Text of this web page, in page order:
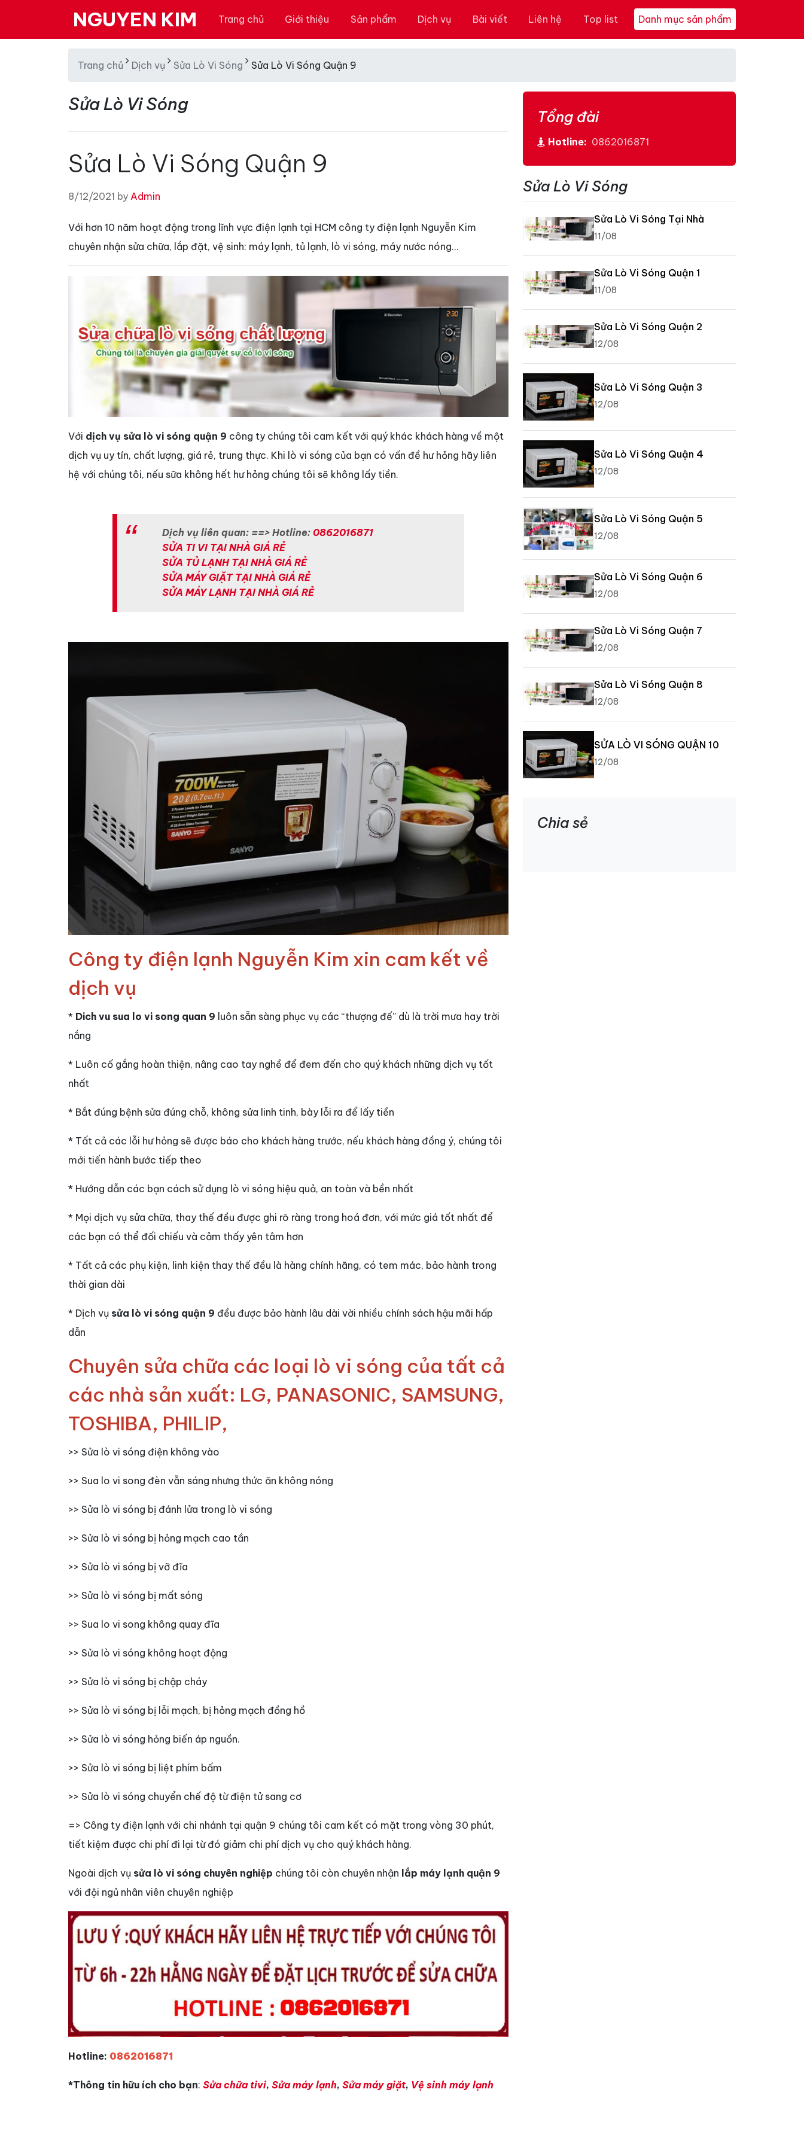
NGUYEN KIM Trang chủ Giới thiệu Sản phẩm Dịch vụ Bài viết Liên hệ Top list Danh mục sản phẩm
Trang chủ Dịch vụ Sửa Lò Vi Sóng Sửa Lò Vi Sóng Quận 9
Sửa Lò Vi Sóng
Sửa Lò Vi Sóng Quận 9
8/12/2021 by Admin
Với hơn 10 năm hoạt động trong lĩnh vực điện lạnh tại HCM công ty điện lạnh Nguyễn Kim
chuyên nhận sửa chữa, lắp đặt, vệ sinh: máy lạnh, tủ lạnh, lò vi sóng, máy nước nóng…
Với dịch vụ sửa lò vi sóng quận 9 công ty chúng tôi cam kết với quý khác khách hàng về một
dịch vụ uy tín, chất lượng, giá rẻ, trung thực. Khi lò vi sóng của bạn có vấn đề hư hỏng hãy liên
hệ với chúng tôi, nếu sữa không hết hư hỏng chúng tôi sẽ không lấy tiền.
Dịch vụ liên quan: ==> Hotline: 0862016871
SỬA TI VI TẠI NHÀ GIÁ RẺ
SỬA TỦ LẠNH TẠI NHÀ GIÁ RẺ
SỬA MÁY GIẶT TẠI NHÀ GIÁ RẺ
SỬA MÁY LẠNH TẠI NHÀ GIÁ RẺ
Công ty điện lạnh Nguyễn Kim xin cam kết về
dịch vụ
* Dich vu sua lo vi song quan 9 luôn sẵn sàng phục vụ các “thượng đế” dù là trời mưa hay trời
nắng
* Luôn cố gắng hoàn thiện, nâng cao tay nghề để đem đến cho quý khách những dịch vụ tốt
nhất
* Bắt đúng bệnh sửa đúng chỗ, không sửa linh tinh, bày lỗi ra để lấy tiền
* Tất cả các lỗi hư hỏng sẽ được báo cho khách hàng trước, nếu khách hàng đồng ý, chúng tôi
mới tiến hành bước tiếp theo
* Hướng dẫn các bạn cách sử dụng lò vi sóng hiệu quả, an toàn và bền nhất
* Mọi dịch vụ sửa chữa, thay thế đều được ghi rõ ràng trong hoá đơn, với mức giá tốt nhất để
các bạn có thể đối chiếu và cảm thấy yên tâm hơn
* Tất cả các phụ kiện, linh kiện thay thế đều là hàng chính hãng, có tem mác, bảo hành trong
thời gian dài
* Dịch vụ sửa lò vi sóng quận 9 đều được bảo hành lâu dài vời nhiều chính sách hậu mãi hấp
dẫn
Chuyên sửa chữa các loại lò vi sóng của tất cả
các nhà sản xuất: LG, PANASONIC, SAMSUNG,
TOSHIBA, PHILIP,
>> Sửa lò vi sóng điện không vào
>> Sua lo vi song đèn vẫn sáng nhưng thức ăn không nóng
>> Sửa lò vi sóng bị đánh lửa trong lò vi sóng
>> Sửa lò vi sóng bị hỏng mạch cao tần
>> Sửa lò vi sóng bị vỡ đĩa
>> Sửa lò vi sóng bị mất sóng
>> Sua lo vi song không quay đĩa
>> Sửa lò vi sóng không hoạt động
>> Sửa lò vi sóng bị chập cháy
>> Sửa lò vi sóng bị lỗi mạch, bị hỏng mạch đồng hồ
>> Sửa lò vi sóng hỏng biến áp nguồn.
>> Sửa lò vi sóng bị liệt phím bấm
>> Sửa lò vi sóng chuyển chế độ từ điện tử sang cơ
=> Công ty điện lạnh với chi nhánh tại quận 9 chúng tôi cam kết có mặt trong vòng 30 phút,
tiết kiệm được chi phí đi lại từ đó giảm chi phí dịch vụ cho quý khách hàng.
Ngoài dịch vụ sửa lò vi sóng chuyên nghiệp chúng tôi còn chuyên nhận lắp máy lạnh quận 9
với đội ngủ nhân viên chuyên nghiệp
Hotline: 0862016871
*Thông tin hữu ích cho bạn: Sửa chữa tivi, Sửa máy lạnh, Sửa máy giặt, Vệ sinh máy lạnh
Tổng đài
Hotline: 0862016871
Sửa Lò Vi Sóng
Sửa Lò Vi Sóng Tại Nhà
11/08
Sửa Lò Vi Sóng Quận 1
11/08
Sửa Lò Vi Sóng Quận 2
12/08
Sửa Lò Vi Sóng Quận 3
12/08
Sửa Lò Vi Sóng Quận 4
12/08
Sửa Lò Vi Sóng Quận 5
12/08
Sửa Lò Vi Sóng Quận 6
12/08
Sửa Lò Vi Sóng Quận 7
12/08
Sửa Lò Vi Sóng Quận 8
12/08
SỬA LÒ VI SÓNG QUẬN 10
12/08
Chia sẻ